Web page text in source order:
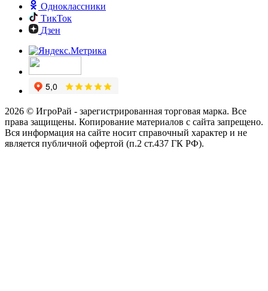
Одноклассники
ТикТок
Дзен
2026 © ИгроРай - зарегистрированная торговая марка. Все
права защищены. Копирование материалов с сайта запрещено.
Вся информация на сайте носит справочный характер и не
является публичной офертой (п.2 ст.437 ГК РФ).